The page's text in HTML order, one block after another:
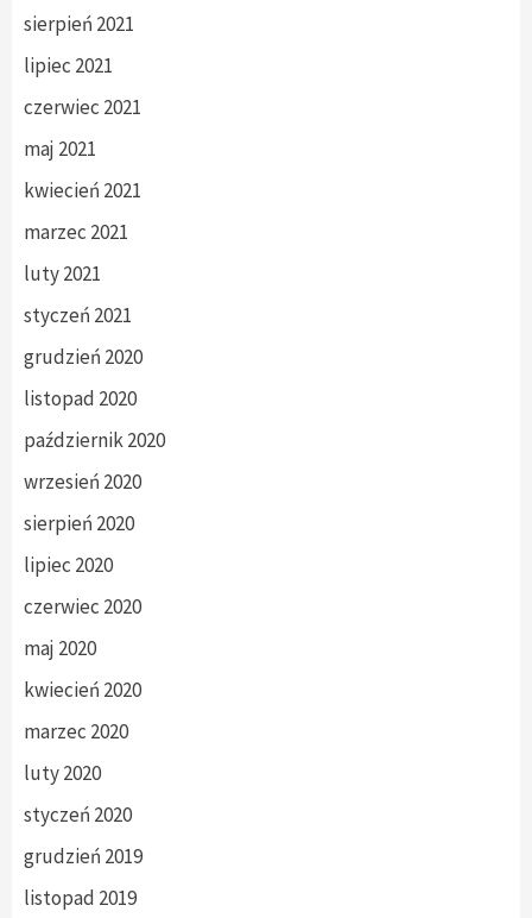
sierpień 2021
lipiec 2021
czerwiec 2021
maj 2021
kwiecień 2021
marzec 2021
luty 2021
styczeń 2021
grudzień 2020
listopad 2020
październik 2020
wrzesień 2020
sierpień 2020
lipiec 2020
czerwiec 2020
maj 2020
kwiecień 2020
marzec 2020
luty 2020
styczeń 2020
grudzień 2019
listopad 2019